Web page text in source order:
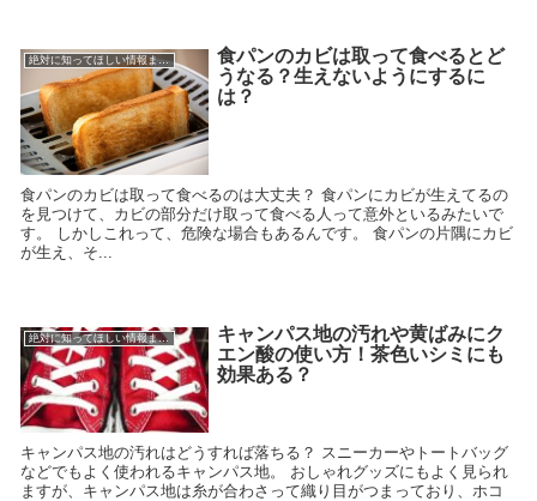
絶対に知ってほしい情報まとめ
食パンのカビは取って食べるとど
うなる？生えないようにするに
は？
食パンのカビは取って食べるのは大丈夫？ 食パンにカビが生えてるの
を見つけて、カビの部分だけ取って食べる人って意外といるみたいで
す。 しかしこれって、危険な場合もあるんです。 食パンの片隅にカビ
が生え、そ...
絶対に知ってほしい情報まとめ
キャンパス地の汚れや黄ばみにク
エン酸の使い方！茶色いシミにも
効果ある？
キャンパス地の汚れはどうすれば落ちる？ スニーカーやトートバッグ
などでもよく使われるキャンパス地。 おしゃれグッズにもよく見られ
ますが、キャンパス地は糸が合わさって織り目がつまっており、ホコ